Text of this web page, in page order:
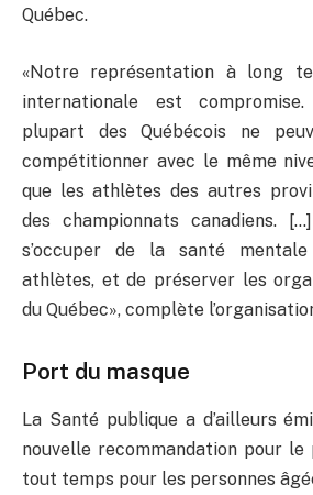
Québec.
«Notre représentation à long
internationale est
plupart des Québécois ne
compétitionner avec le même
que les athlètes des autres
des championnats canadiens.
s’occuper de la santé
athlètes, et de préserver les
du Québec», complète
Port du masque
La Santé publique a d’ailleurs
nouvelle recommandation pour le
tout temps pour les personnes